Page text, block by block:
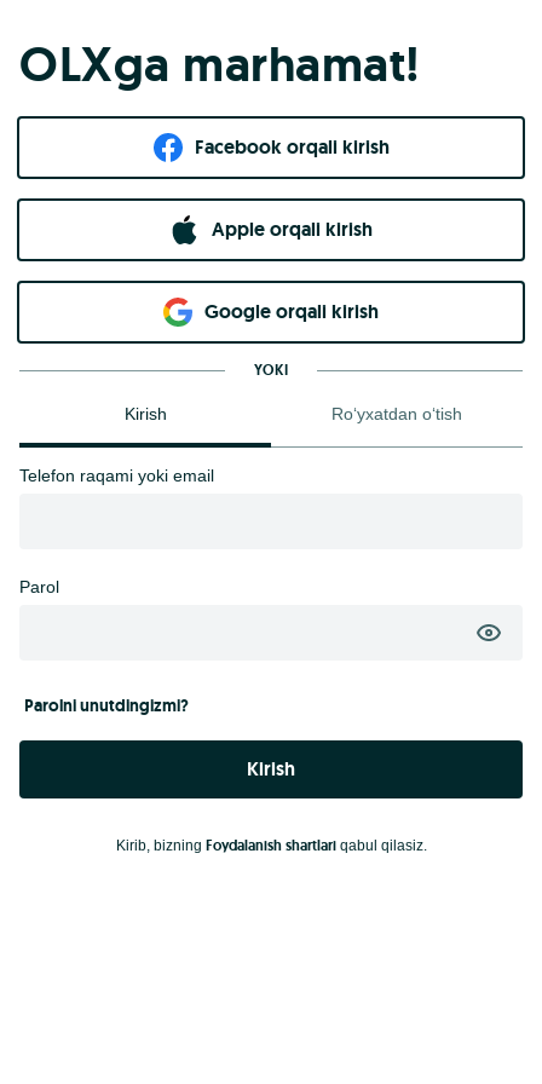
OLXga marhamat!
Facebook orqali kirish​
Apple orqali kirish
Goo​g​le orqali kirish
YOKI
Kirish Ro‘yxatdan o‘tish
Telefon raqami yoki email
Parol
Parolni unutdingizmi?
Kirish
Kirib, bizning Foydalanish shartlariqabul qilasiz.